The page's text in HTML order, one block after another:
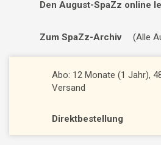
Den August-SpaZz online
Zum SpaZz-Archiv (Alle
Abo: 12 Monate (1 Jahr),
Versand
Direktbestellung